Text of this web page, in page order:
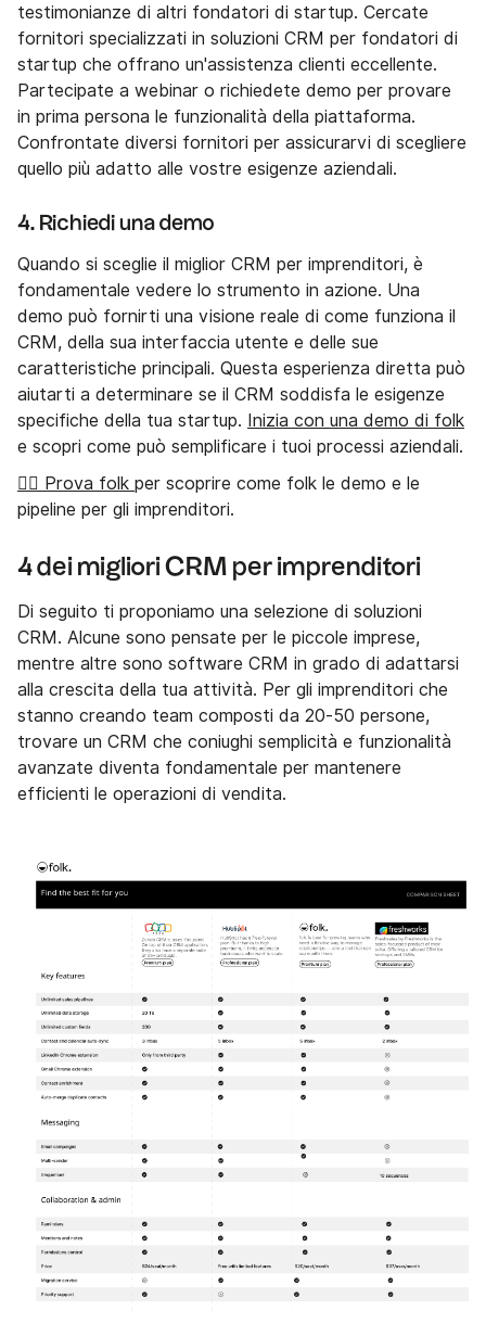
testimonianze di altri fondatori di startup. Cercate
fornitori specializzati in soluzioni CRM per fondatori di
startup che offrano un'assistenza clienti eccellente.
Partecipate a webinar o richiedete demo per provare
in prima persona le funzionalità della piattaforma.
Confrontate diversi fornitori per assicurarvi di scegliere
quello più adatto alle vostre esigenze aziendali.
4. Richiedi una demo
Quando si sceglie il miglior CRM per imprenditori, è
fondamentale vedere lo strumento in azione. Una
demo può fornirti una visione reale di come funziona il
CRM, della sua interfaccia utente e delle sue
caratteristiche principali. Questa esperienza diretta può
aiutarti a determinare se il CRM soddisfa le esigenze
specifiche della tua startup. Inizia con una demo di folk
e scopri come può semplificare i tuoi processi aziendali.
👉🏼 Prova folk per scoprire come folk le demo e le
pipeline per gli imprenditori.
4 dei migliori CRM per imprenditori
Di seguito ti proponiamo una selezione di soluzioni
CRM. Alcune sono pensate per le piccole imprese,
mentre altre sono software CRM in grado di adattarsi
alla crescita della tua attività. Per gli imprenditori che
stanno creando team composti da 20-50 persone,
trovare un CRM che coniughi semplicità e funzionalità
avanzate diventa fondamentale per mantenere
efficienti le operazioni di vendita.